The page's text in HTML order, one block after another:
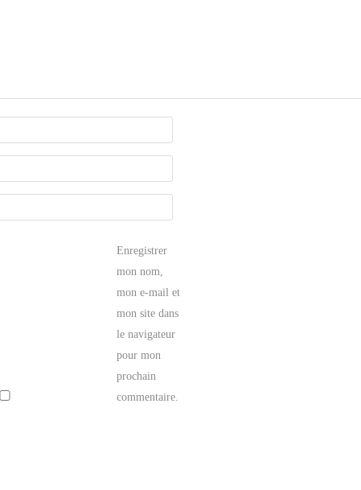
Enregistrer
mon nom,
mon e-mail et
mon site dans
le navigateur
pour mon
prochain
commentaire.